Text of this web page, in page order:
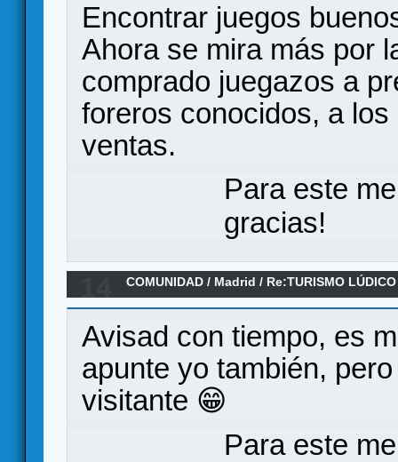
Encontrar juegos
Ahora se mira más por
comprado juegazos a
foreros conocidos, a
ventas.
Para este
gracias!
COMUNIDAD / Madrid / Re:TURISMO
AGOSTO
Avisad con tiempo, es
apunte yo también,
visitante 😁
Para este